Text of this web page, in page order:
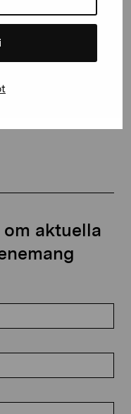
aktuella